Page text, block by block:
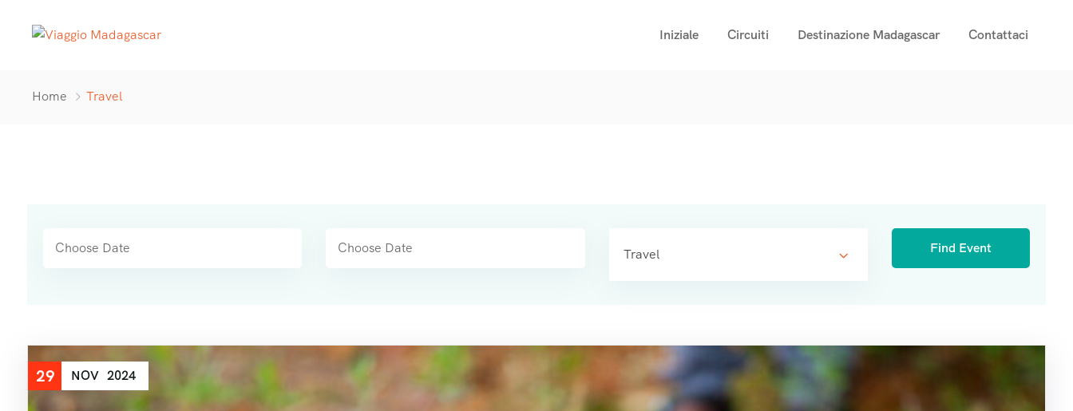
Iniziale Circuiti Destinazione Madagascar Contattaci
Home Travel
Travel
29 NOV 2024